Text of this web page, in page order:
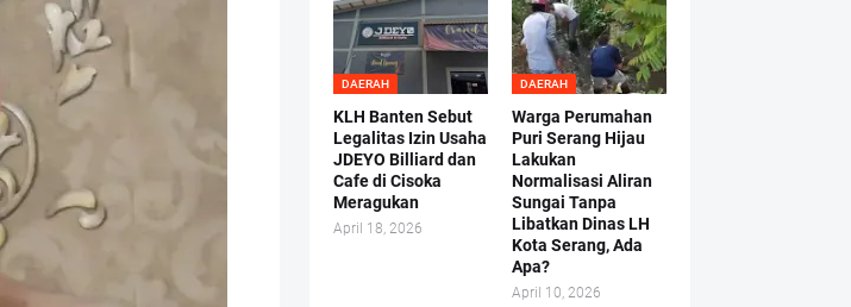
DAERAH
KLH Banten Sebut
Legalitas Izin Usaha
JDEYO Billiard dan
Cafe di Cisoka
Meragukan
April 18, 2026
DAERAH
Warga Perumahan
Puri Serang Hijau
Lakukan
Normalisasi Aliran
Sungai Tanpa
Libatkan Dinas LH
Kota Serang, Ada
Apa?
April 10, 2026